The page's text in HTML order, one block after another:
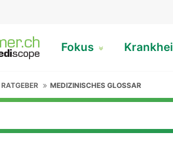
Fokus
RATGEBER MEDIZINISCHES GLOSSAR